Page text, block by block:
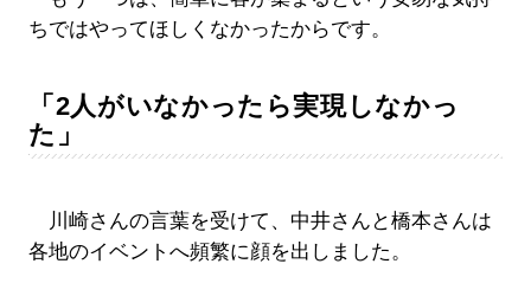
ちではやってほしくなかったからです。
「2人がいなかったら実現しなかっ
た」
川崎さんの言葉を受けて、中井さんと橋本さんは
各地のイベントへ頻繁に顔を出しました。